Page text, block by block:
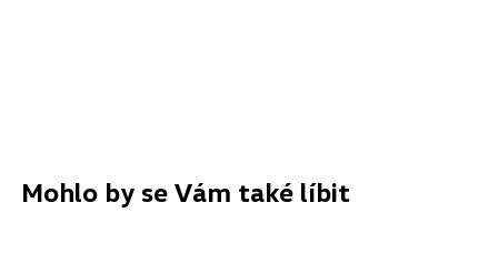
Mohlo by se Vám také líbit